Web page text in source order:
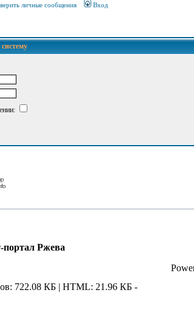
личные сообщения Вход
портал Ржева
722.08 КБ | HTML: 21.96 КБ -